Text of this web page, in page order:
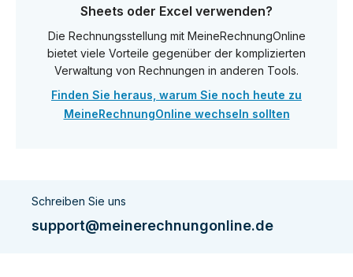
Sheets oder Excel verwenden?
Die Rechnungsstellung mit MeineRechnungOnline
bietet viele Vorteile gegenüber der komplizierten
Verwaltung von Rechnungen in anderen Tools.
Finden Sie heraus, warum Sie noch heute zu
MeineRechnungOnline wechseln sollten
Schreiben Sie uns
support@meinerechnungonline.de